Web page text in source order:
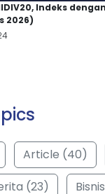
Indeks
2026)
Article (40)
(23)